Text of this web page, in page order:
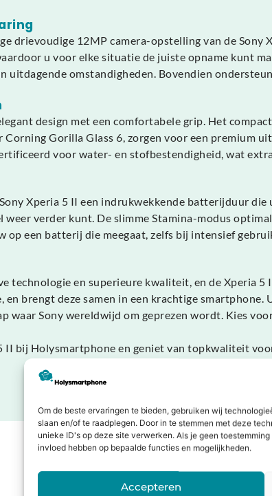
Om de beste ervaringen te bieden, gebruiken wij
slaan en/of te raadplegen. Door in te stemmen met deze
unieke ID's op deze site verwerken. Als je geen
invloed hebben op bepaalde functies en mogelijkheden.
Accepteren
drievoudige 12MP camera-opstelling van de
u voor elke situatie de juiste opname kunt
in uitdagende omstandigheden. Bovendien
design met een comfortabele grip. Het
Gorilla Glass 6, zorgen voor een premium
voor water- en stofbestendigheid, wat
Xperia 5 II een indrukwekkende batterijduur
weer verder kunt. De slimme Stamina-modus
op een batterij die meegaat, zelfs bij intensief
technologie en superieure kwaliteit, en de Xperia
en brengt deze samen in een krachtige
waar Sony wereldwijd om geprezen wordt. Kies
II bij Holysmartphone en geniet van topkwaliteit
Dit zeggen